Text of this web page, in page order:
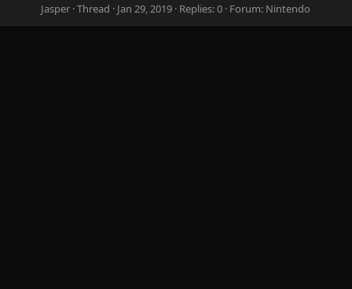
Jasper Thread Jan 29, 2019 Replies: 0 Forum: Nintendo